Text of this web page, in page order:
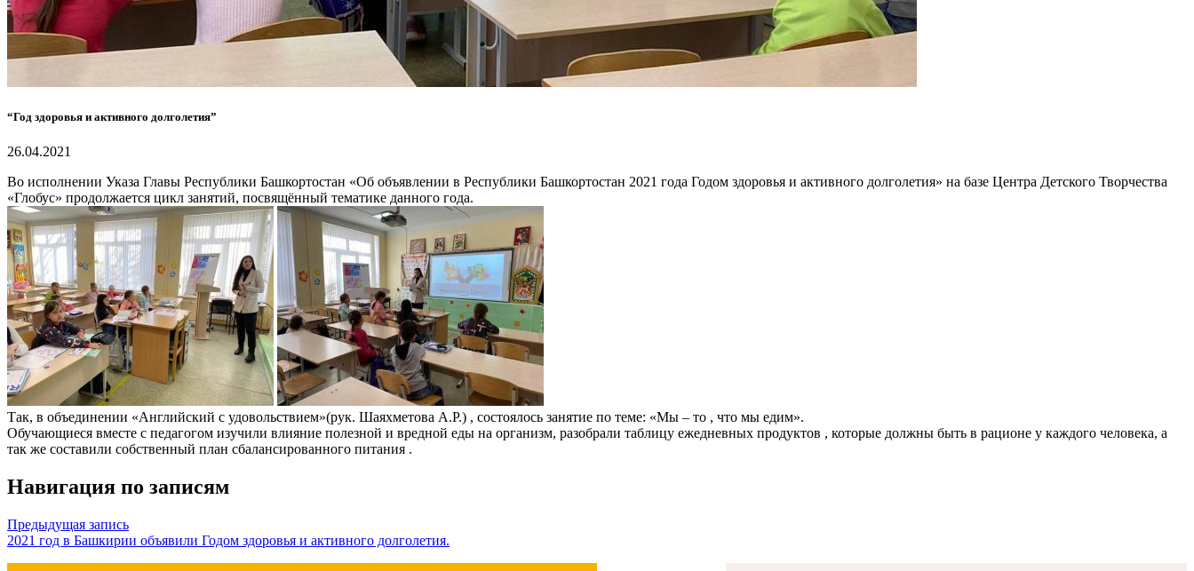
“Год здоровья и активного долголетия”
26.04.2021
Во исполнении Указа Главы Республики Башкортостан «Об объявлении в Республики Башкортостан 2021 года Годом здоровья и активного долголетия» на базе Центра Детского Творчества
«Глобус» продолжается цикл занятий, посвящённый тематике данного года.
Так, в объединении «Английский с удовольствием»(рук. Шаяхметова А.Р.) , состоялось занятие по теме: «Мы – то , что мы едим».
Обучающиеся вместе с педагогом изучили влияние полезной и вредной еды на организм, разобрали таблицу ежедневных продуктов , которые должны быть в рационе у каждого человека, а
так же составили собственный план сбалансированного питания .
Навигация по записям
Предыдущая запись
2021 год в Башкирии объявили Годом здоровья и активного долголетия.